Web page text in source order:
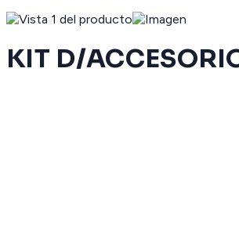
KIT D/